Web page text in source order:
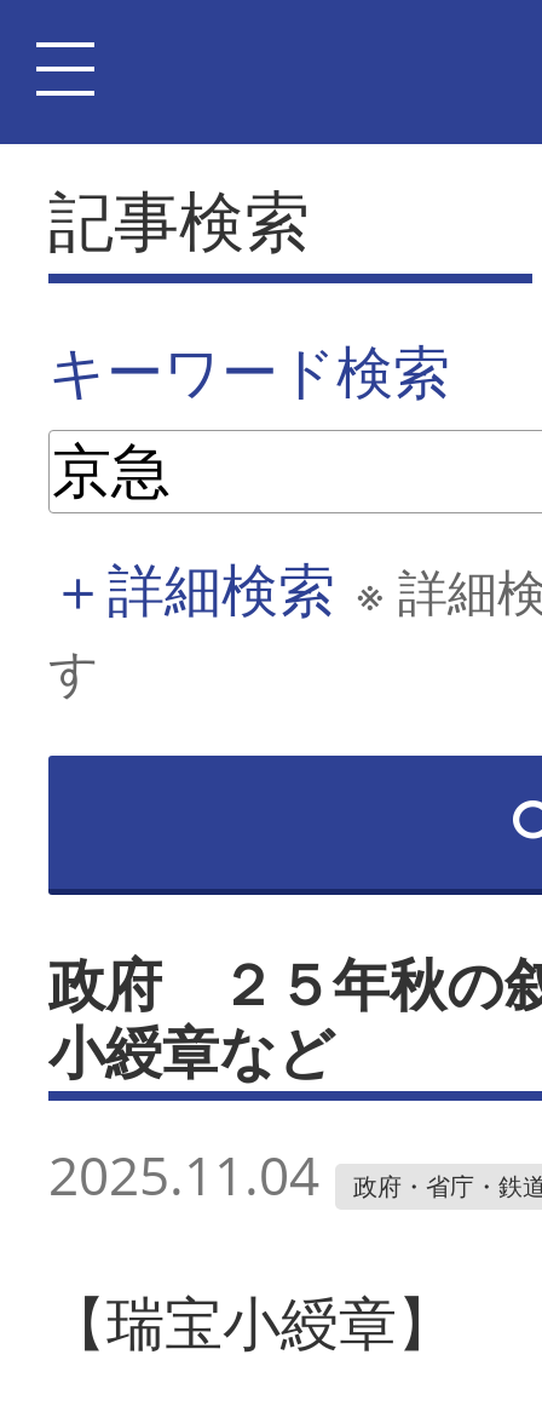
記事検索
キーワード検索
＋詳細検索 ※ 詳細
す
政府 ２５年秋の
小綬章など
2025.11.04 政府・省庁・鉄
【瑞宝小綬章】